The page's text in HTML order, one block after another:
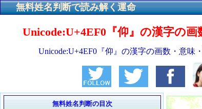
無料姓名判断で読み解く運命
Unicode:U+4EF0『仰』の漢字の画
Unicode:U+4EF0『仰』の漢字の画数・意味
無料姓名判断の目次